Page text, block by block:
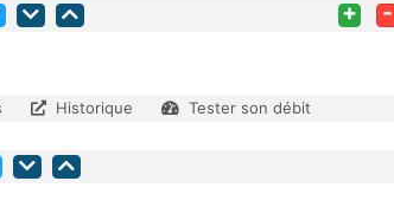
+ -
Historique Tester son débit